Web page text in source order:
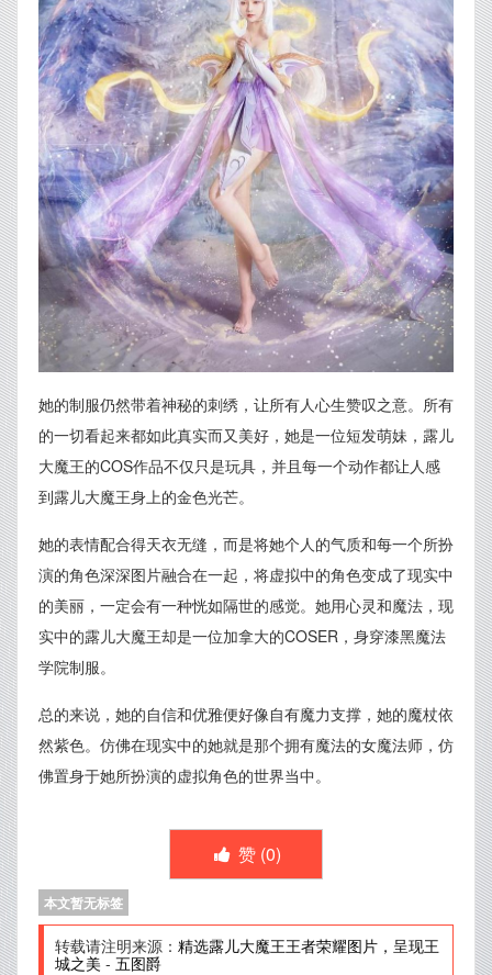
她的制服仍然带着神秘的刺绣，让所有人心生赞叹之意。所有
的一切看起来都如此真实而又美好，她是一位短发萌妹，露儿
大魔王的COS作品不仅只是玩具，并且每一个动作都让人感
到露儿大魔王身上的金色光芒。
她的表情配合得天衣无缝，而是将她个人的气质和每一个所扮
演的角色深深图片融合在一起，将虚拟中的角色变成了现实中
的美丽，一定会有一种恍如隔世的感觉。她用心灵和魔法，现
实中的露儿大魔王却是一位加拿大的COSER，身穿漆黑魔法
学院制服。
总的来说，她的自信和优雅便好像自有魔力支撑，她的魔杖依
然紫色。仿佛在现实中的她就是那个拥有魔法的女魔法师，仿
佛置身于她所扮演的虚拟角色的世界当中。
赞 (0)
本文暂无标签
转载请注明来源： 精选露儿大魔王王者荣耀图片，呈现王
城之美 - 五图爵